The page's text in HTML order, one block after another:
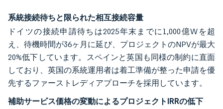
系統接続待ちと限られた相互接続容量
ドイツの接続申請待ちは2025年末までに1,000億Wを超
え、待機時間が36ヶ月に延び、プロジェクトのNPVが最大
20%低下しています。スペインと英国も同様の制約に直面
しており、英国の系統運用者は着工準備が整った申請を優
先するファーストレディアプローチを採用しています。
補助サービス価格の変動によるプロジェクトIRRの低下